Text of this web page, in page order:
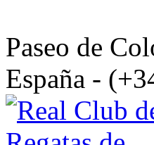
Paseo de
España -